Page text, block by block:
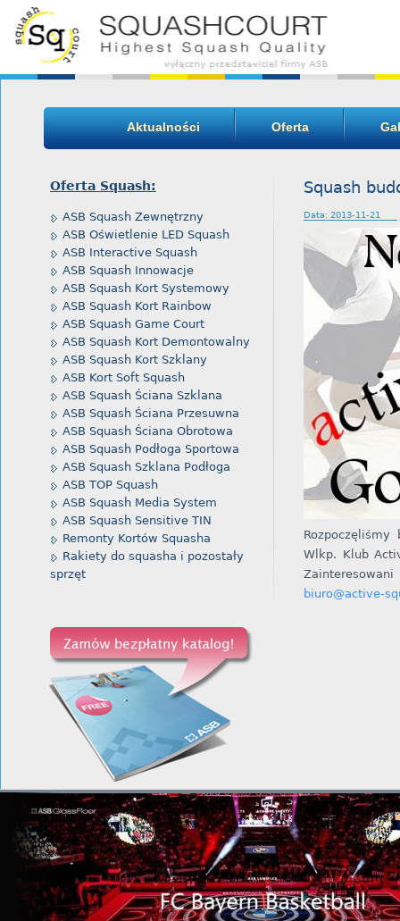
Aktualności Oferta
Oferta Squash:
ASB Squash Zewnętrzny
ASB Oświetlenie LED Squash
ASB Interactive Squash
ASB Squash Innowacje
ASB Squash Kort Systemowy
ASB Squash Kort Rainbow
ASB Squash Game Court
ASB Squash Kort Demontowalny
ASB Squash Kort Szklany
ASB Kort Soft Squash
ASB Squash Ściana Szklana
ASB Squash Ściana Przesuwna
ASB Squash Ściana Obrotowa
ASB Squash Podłoga Sportowa
ASB Squash Szklana Podłoga
ASB TOP Squash
ASB Squash Media System
ASB Squash Sensitive TIN
Remonty Kortów Squasha
Rakiety do squasha i pozostały
sprzęt
Squash
Data: 2013-11-21
Wlkp. Klub
biuro@active-